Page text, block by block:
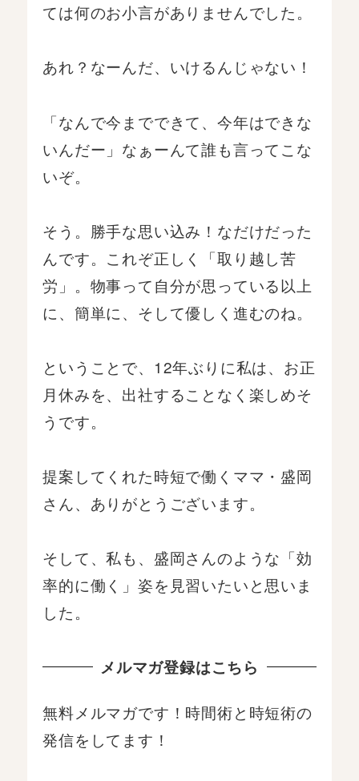
ては何のお小言がありませんでした。
あれ？なーんだ、いけるんじゃない！
「なんで今までできて、今年はできな
いんだー」なぁーんて誰も言ってこな
いぞ。
そう。勝手な思い込み！なだけだった
んです。これぞ正しく「取り越し苦
労」。物事って自分が思っている以上
に、簡単に、そして優しく進むのね。
ということで、12年ぶりに私は、お正
月休みを、出社することなく楽しめそ
うです。
提案してくれた時短で働くママ・盛岡
さん、ありがとうございます。
そして、私も、盛岡さんのような「効
率的に働く」姿を見習いたいと思いま
した。
メルマガ登録はこちら
無料メルマガです！時間術と時短術の
発信をしてます！